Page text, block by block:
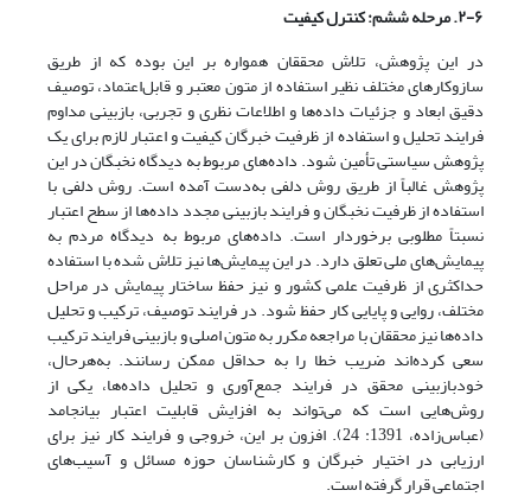
۲-۶. مرحله ششم: کنترل کیفیت
در این پژوهش، تلاش محققان همواره بر این بوده که از طریق
سازوکارهای مختلف نظیر استفاده از متون معتبر و قابل‌اعتماد، توصیف
دقیق ابعاد و جزئیات داده‌‌ها و اطلاعات نظری و تجربی، بازبینی مداوم
فرایند تحلیل و استفاده از ظرفیت خبرگان کیفیت و اعتبار لازم برای یک
پژوهش سیاستی تأمین شود. داده‌‌های مربوط به دیدگاه نخبگان در این
پژوهش غالباً از طریق روش دلفی به‌دست آمده است. روش دلفی با
استفاده از ظرفیت نخبگان و فرایند بازبینی مجدد داده‌‌ها از سطح اعتبار
نسبتاً مطلوبی برخوردار است. داده‌‌های مربوط به دیدگاه مردم به
پیمایش‌‌های ملی تعلق دارد. در این پیمایش‌‌ها نیز تلاش شده با استفاده
حداکثری از ظرفیت علمی کشور و نیز حفظ ساختار پیمایش در مراحل
مختلف، روایی و پایایی کار حفظ شود. در فرایند توصیف، ترکیب و تحلیل
داده‌‌ها نیز محققان با مراجعه مکرر به متون اصلی و بازبینی فرایند ترکیب
سعی کرده‌‌اند ضریب خطا را به حداقل ممکن رسانند. به‌هر‌حال،
خود‌بازبینی محقق در فرایند جمع‌‌آوری و تحلیل داده‌‌ها، یکی از
روش‌‌هایی است که می‌‌تواند به افزایش قابلیت اعتبار بیانجامد
(عباس‌‌زاده، 1391: 24). افزون بر این، خروجی و فرایند کار نیز برای
ارزیابی در اختیار خبرگان و کارشناسان حوزه مسائل و آسیب‌های
اجتماعی قرار گرفته است.